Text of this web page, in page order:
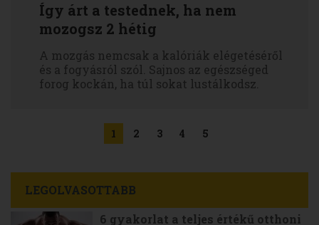
Így árt a testednek, ha nem
mozogsz 2 hétig
A mozgás nemcsak a kalóriák elégetéséről
és a fogyásról szól. Sajnos az egészséged
forog kockán, ha túl sokat lustálkodsz.
1 2 3 4 5
LEGOLVASOTTABB
6 gyakorlat a teljes értékű otthoni